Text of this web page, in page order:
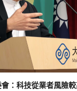
：科技從業者風險